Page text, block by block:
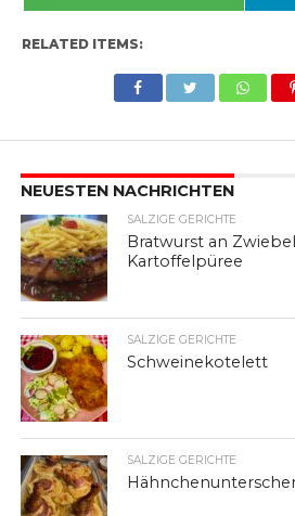
RELATED ITEMS:
NEUESTEN NACHRICHTEN
SALZIGE GERICHTE
Bratwurst an
Kartoffelpüree
SALZIGE GERICHTE
Schweinekotelett
SALZIGE GERICHTE